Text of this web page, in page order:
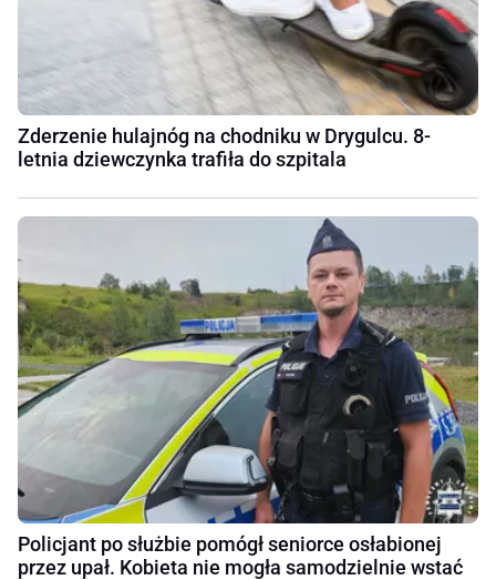
Zderzenie hulajnóg na chodniku w Drygulcu. 8-
letnia dziewczynka trafiła do szpitala
Policjant po służbie pomógł seniorce osłabionej
przez upał. Kobieta nie mogła samodzielnie wstać